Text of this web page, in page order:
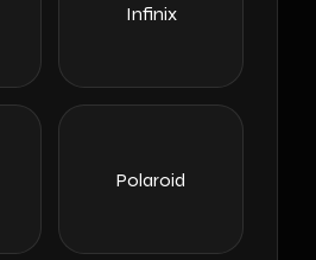
Infinix
Polaroid